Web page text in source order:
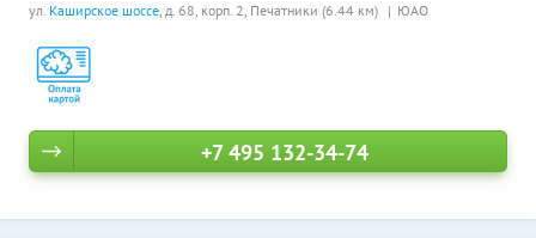
ул. Каширское шоссе, д. 68, корп. 2, Печатники (6.44 км) ЮАО
+7 495 132-34-74